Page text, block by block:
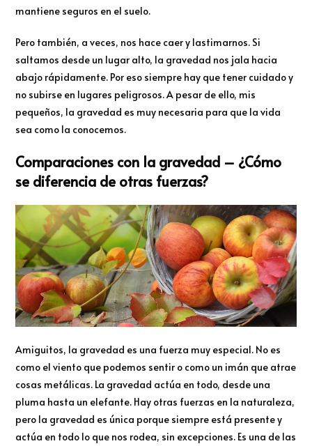
mantiene seguros en el suelo.
Pero también, a veces, nos hace caer y lastimarnos. Si
saltamos desde un lugar alto, la gravedad nos jala hacia
abajo rápidamente. Por eso siempre hay que tener cuidado y
no subirse en lugares peligrosos. A pesar de ello, mis
pequeños, la gravedad es muy necesaria para que la vida
sea como la conocemos.
Comparaciones con la gravedad – ¿Cómo
se diferencia de otras fuerzas?
Amiguitos, la gravedad es una fuerza muy especial. No es
como el viento que podemos sentir o como un imán que atrae
cosas metálicas. La gravedad actúa en todo, desde una
pluma hasta un elefante. Hay otras fuerzas en la naturaleza,
pero la gravedad es única porque siempre está presente y
actúa en todo lo que nos rodea, sin excepciones. Es una de las